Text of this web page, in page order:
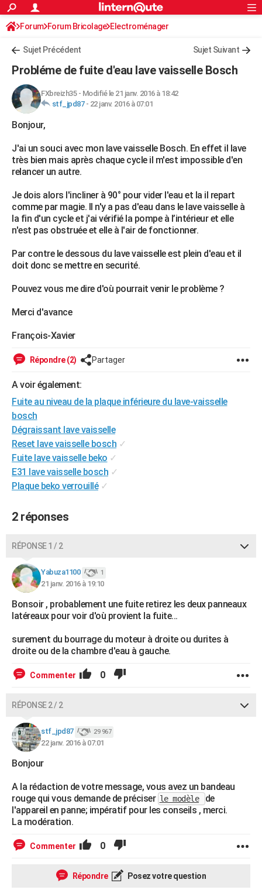
ACTUALITÉS
Politique
Société
Faits Divers
Education
Monde
Villes
+
FINANCE
Retraite
Impôts
Epargne
Immobilier
Risques naturels par ville
Banque
Assurance
Crédit
AUTO
Essais
Réserver un essai
Citadines
Berlines
SUV
Forum auto
+HIGH-TECH
Mobiles
Meilleur smartphone
Internet
Ordinateurs
Jeux vidéo
Guide high-tech
+BRICOLAGE
Forum
Aménagement intérieur
Extérieur
Cuisine
Salle de bains
Jardinage
Rangement
LIFESTYLE
Art de vivre
Bien-être
Loisirs
ModeModes de vie
SANTE
Alimentation
Guide de la santé
Maladies
Médicaments
Sommeil
VOYAGE
Carte de Noël
Carte Bonne année
Carte Saint-Valentin
Carte Pâques
Carte d'anniversaire
Dictionnaire
Biographies
Expressions
Proverbes
COPAINS D'AVANT
S'inscrire
Se connecter
Lycées
Collèges
Primaires
Universités
Entreprises
Service militaire
Avis de recherche
AVIS DE DÉCÈS
Bricolage
Lifestyle
Culture
Sport
Auto
Television
Voyage
Cinema
S'inscrire
Connexion
Forum Forum Bricolage Electroménager
Sujet Précédent Sujet Suivant
Probléme de fuite d'eau lave vaisselle Bosch
FXbreizh35- Modifié le 21 janv. 2016 à 18:42
stf_jpd87- 22 janv. 2016 à 07:01
Bonjour,
J'ai un souci avec mon lave vaisselle Bosch. En effet il lave
très bien mais après chaque cycle il m'est impossible d'en
relancer un autre.
Je dois alors l'incliner à 90° pour vider l'eau et la il repart
comme par magie. Il n'y a pas d'eau dans le lave vaisselle à
la fin d'un cycle et j'ai vérifié la pompe à l’intérieur et elle
n'est pas obstruée et elle à l'air de fonctionner.
Par contre le dessous du lave vaisselle est plein d'eau et il
doit donc se mettre en securité.
Pouvez vous me dire d'où pourrait venir le problème ?
Merci d'avance
François-Xavier
Répondre (2) Partager
A voir également:
Fuite au niveau de la plaque inférieure du lave-vaisselle
bosch
Dégraissant lave vaisselle
Reset lave vaisselle bosch ✓
Fuite lave vaisselle beko ✓
E31 lave vaisselle bosch ✓
Plaque beko verrouillé ✓
2 réponses
RÉPONSE 1 / 2
Yabuza1100 1
21 janv. 2016 à 19:10
Bonsoir , probablement une fuite retirez les deux panneaux
latéreaux pour voir d'où provient la fuite...
surement du bourrage du moteur à droite ou durites à
droite ou de la chambre d'eau à gauche.
Commenter 0
RÉPONSE 2 / 2
stf_jpd87 29 967
22 janv. 2016 à 07:01
Bonjour
A la rédaction de votre message, vous avez un bandeau
rouge qui vous demande de préciser le modèle
de
l'appareil en panne; impératif pour les conseils , merci.
La modération.
Commenter 0
Répondre Posez votre question